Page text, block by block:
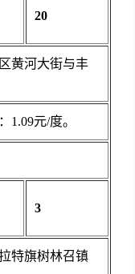
20
黄河大街与丰
1.09元/度。
3
特旗树林召镇